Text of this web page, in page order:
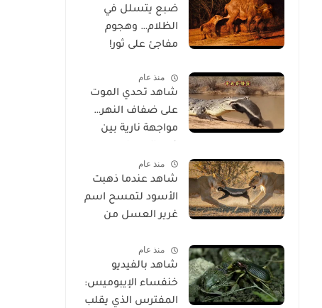
ضبع يتسلل في
الظلام… وهجوم
مفاجئ على ثور!
منذ عام
شاهد تحدي الموت
على ضفاف النهر…
مواجهة نارية بين
وتمساح شرس
منذ عام
شاهد عندما ذهبت
الأسود لتمسح اسم
غرير العسل من
منذ عام
شاهد بالفيديو
خنفساء الإيبوميس:
المفترس الذي يقلب